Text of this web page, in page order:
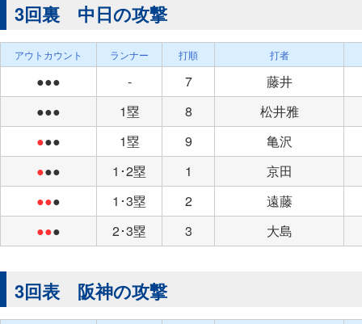
3回裏 中日の攻撃
アウトカウント ランナー 打順 打者
●●● - 7
藤井
●●●
1塁 8
松井雅
●●● 1塁 9
亀沢
●●● 1･2塁 1
京田
●●● 1･3塁 2
遠藤
●●● 2･3塁 3 大島
3回表 阪神の攻撃